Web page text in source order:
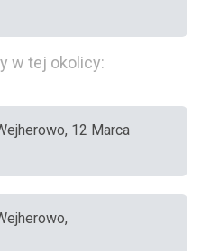
w tej okolicy:
12 Marca